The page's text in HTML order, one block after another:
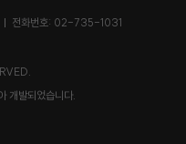
전화번호: 02-735-1031
개발되었습니다.